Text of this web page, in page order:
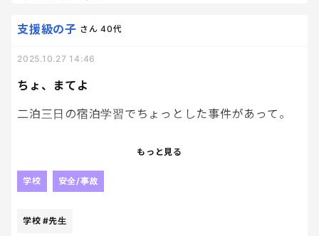
小3でよく頑張って二泊三日を乗り越えたんだろうけ
来年はもっと笑顔が増えたらいいな。
ちょ、まてよ
支援級の子 さん 40代
2025.10.27 14:46
二泊三日の宿泊学習でちょっとした事件があって。
帰ってきた娘のリュックから、見たことない大量の
もっと見る
学校 安全/事故
学校 #先生